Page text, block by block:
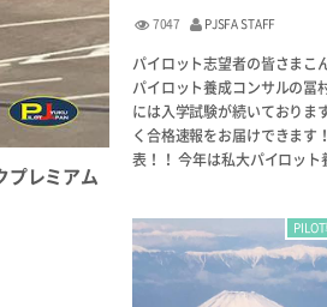
プレミアム
7047 PJSFA STAFF
パイロット志望者の皆さまこ
パイロット養成コンサルの冨
には入学試験が続いておりま
く合格速報をお届けできます
表！！ 今年は私大パイロッ